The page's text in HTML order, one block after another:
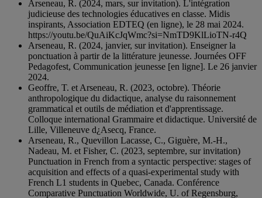
Arseneau, R. (2024, mars, sur invitation). L'intégration
judicieuse des technologies éducatives en classe. Midis
inspirants, Association EDTEQ (en ligne), le 28 mai 2024.
https://youtu.be/QuAiKcJqWmc?si=NmTD9KlLioTN-r4Q
Arseneau, R. (2024, janvier, sur invitation). Enseigner la
ponctuation à partir de la littérature jeunesse. Journées OFF
Pedagofest, Communication jeunesse [en ligne]. Le 26 janvier
2024.
Geoffre, T. et Arseneau, R. (2023, octobre). Théorie
anthropologique du didactique, analyse du raisonnement
grammatical et outils de médiation et d'apprentissage.
Colloque international Grammaire et didactique. Université de
Lille, Villeneuve d¿Asecq, France.
Arseneau, R., Quevillon Lacasse, C., Giguère, M.-H.,
Nadeau, M. et Fisher, C. (2023, septembre, sur invitation)
Punctuation in French from a syntactic perspective: stages of
acquisition and effects of a quasi-experimental study with
French L1 students in Quebec, Canada. Conférence
Comparative Punctuation Worldwide, U. of Regensburg,